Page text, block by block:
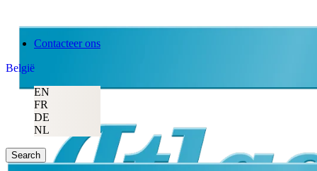
Contacteer ons
België
EN
FR
DE
NL
Search